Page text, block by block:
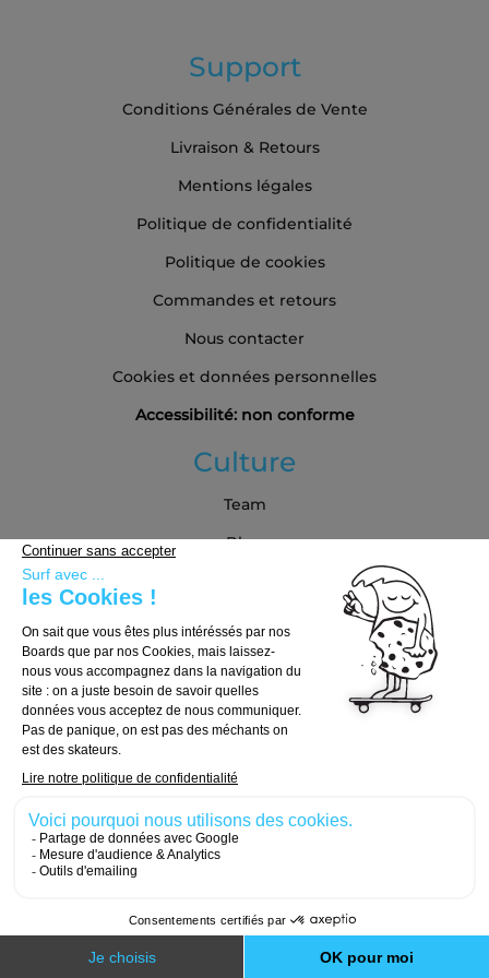
Support
Conditions Générales de Vente
Livraison & Retours
Mentions légales
Politique de confidentialité
Politique de cookies
Commandes et retours
Nous contacter
Cookies et données personnelles
Accessibilité: non conforme
Culture
Team
Blog
Guide d'achat
Choisir sa board
Choisir ses roues
© 2026, Carver Skateboards
Designed with Numeri Design